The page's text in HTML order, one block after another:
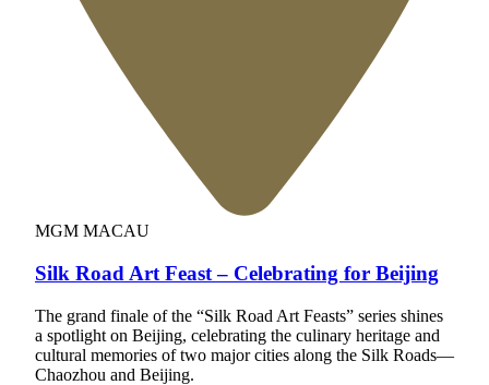
MGM MACAU
Silk Road Art Feast – Celebrating for Beijing
The grand finale of the “Silk Road Art Feasts” series shines
a spotlight on Beijing, celebrating the culinary heritage and
cultural memories of two major cities along the Silk Roads—
Chaozhou and Beijing.